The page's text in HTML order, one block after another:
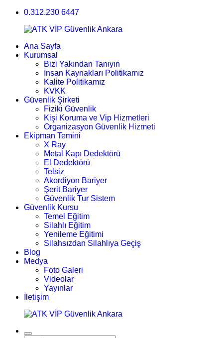
0.312.230 6447
Ana Sayfa
Kurumsal
Bizi Yakından Tanıyın
İnsan Kaynakları Politikamız
Kalite Politikamız
KVKK
Güvenlik Şirketi
Fiziki Güvenlik
Kişi Koruma ve Vip Hizmetleri
Organizasyon Güvenlik Hizmeti
Ekipman Temini
X Ray
Metal Kapı Dedektörü
El Dedektörü
Telsiz
Akordiyon Bariyer
Şerit Bariyer
Güvenlik Tur Sistem
Güvenlik Kursu
Temel Eğitim
Silahlı Eğitim
Yenileme Eğitimi
Silahsızdan Silahlıya Geçiş
Blog
Medya
Foto Galeri
Videolar
Yayınlar
İletişim